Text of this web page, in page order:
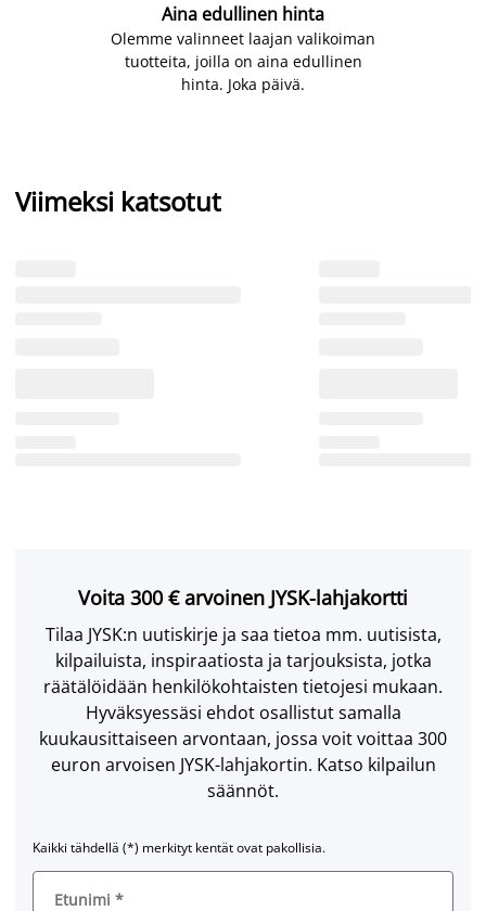
Aina edullinen hinta
Olemme valinneet laajan valikoiman
tuotteita, joilla on aina edullinen
hinta. Joka päivä.
Viimeksi katsotut
Voita 300 € arvoinen JYSK-lahjakortti
Tilaa JYSK:n uutiskirje ja saa tietoa mm. uutisista,
kilpailuista, inspiraatiosta ja tarjouksista, jotka
räätälöidään henkilökohtaisten tietojesi mukaan.
Hyväksyessäsi ehdot osallistut samalla
kuukausittaiseen arvontaan, jossa voit voittaa 300
euron arvoisen JYSK-lahjakortin. Katso kilpailun
säännöt.
Kaikki tähdellä (*) merkityt kentät ovat pakollisia.
Etunimi *